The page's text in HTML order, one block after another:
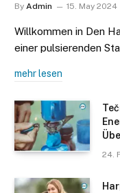
By Admin 15. May 2024
Willkommen in Den
einer pulsierenden
mehr lesen
24.